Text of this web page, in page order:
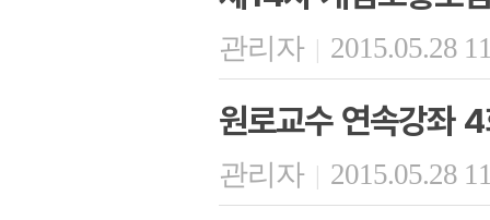
관리자 | 2015.05.28
원로교수 연속강좌
관리자 | 2015.05.28